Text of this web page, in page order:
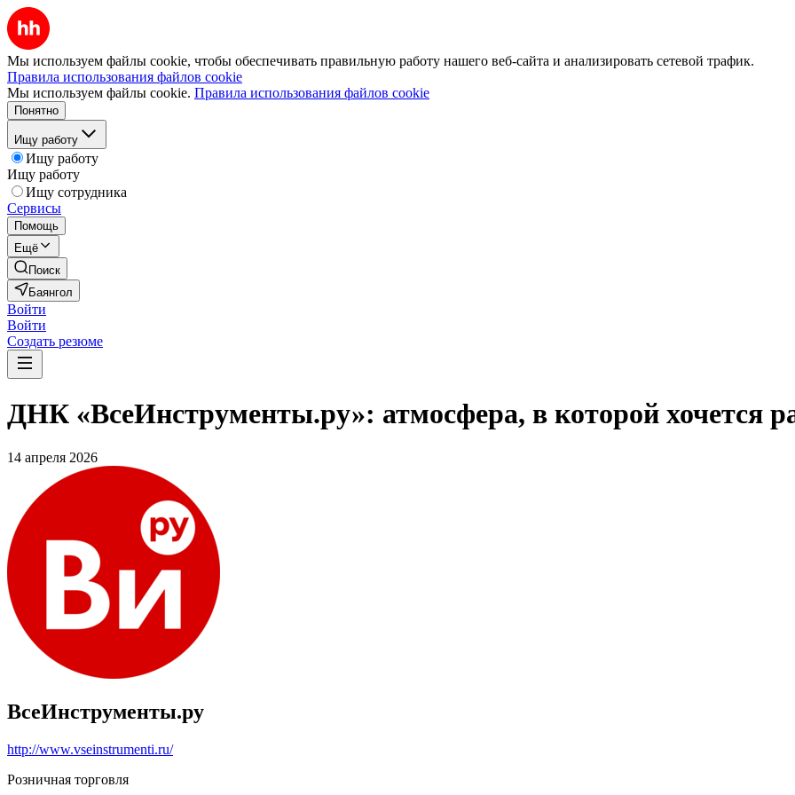
Мы используем файлы cookie, чтобы обеспечивать правильную работу нашего веб-сайта и анализировать сетевой трафик.
Правила использования файлов cookie
Мы используем файлы cookie. Правила использования файлов cookie
Понятно
Ищу работу
Ищу работу
Ищу работу
Ищу сотрудника
Сервисы
Помощь
Ещё
Поиск
Баянгол
Войти
Войти
Создать резюме
ДНК «ВсеИнструменты.ру»: атмосфера, в которой хочется
14 апреля 2026
ВсеИнструменты.ру
http://www.vseinstrumenti.ru/
Розничная торговля